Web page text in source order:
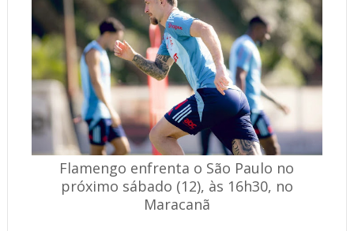
Flamengo enfrenta o São Paulo no
próximo sábado (12), às 16h30, no
Maracanã